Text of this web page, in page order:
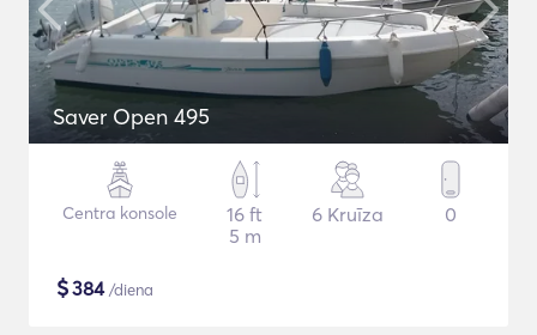
Saver Open 495
Centra konsole
16 ft
5 m
6 Kruīza 0
$384/diena